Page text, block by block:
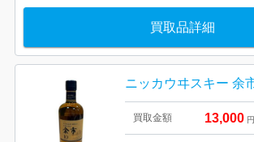
買取品詳細
買取金額 13,000 円